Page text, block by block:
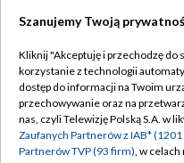
Szanujemy Twoją
Kliknij "Akceptuję i przechodzę do
korzystanie z technologii
dostęp do informacji na Twoim
przechowywanie oraz na
nas, czyli Telewizję Polską S.A. w
Zaufanych Partnerów z IAB*
Partnerów TVP (93 firm), w